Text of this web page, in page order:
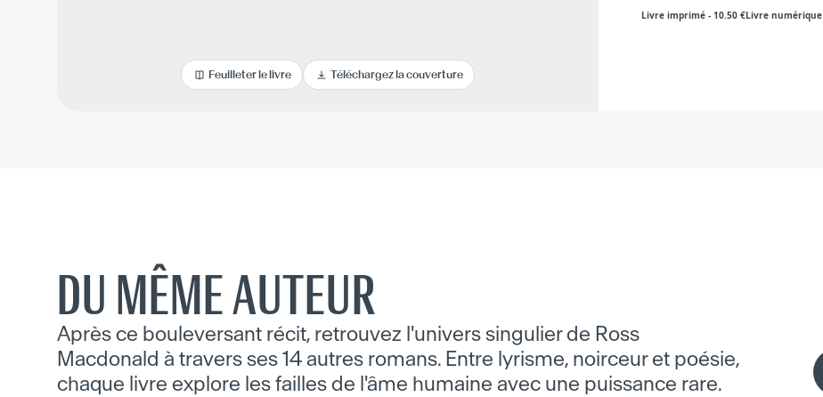
Feuilleter le livre Téléchargez la couverture
Livre imprimé - 10.50 €Livre numérique
DU MÊME AUTEUR
Après ce bouleversant récit, retrouvez l'univers singulier de Ross
Macdonald à travers ses 14 autres romans. Entre lyrisme, noirceur et poésie,
chaque livre explore les failles de l'âme humaine avec une puissance rare.